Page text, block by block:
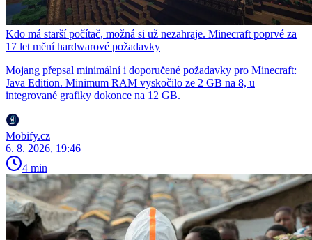
Kdo má starší počítač, možná si už nezahraje. Minecraft poprvé za
17 let mění hardwarové požadavky
Mojang přepsal minimální i doporučené požadavky pro Minecraft:
Java Edition. Minimum RAM vyskočilo ze 2 GB na 8, u
integrované grafiky dokonce na 12 GB.
Mobify.cz
6. 8. 2026, 19:46
4 min